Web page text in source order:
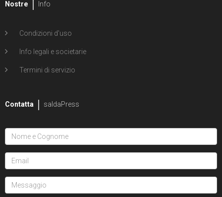
Nostre Info
Condizioni d'uso
Info legali e societarie
Termini di servizio
Contatta saldaPress